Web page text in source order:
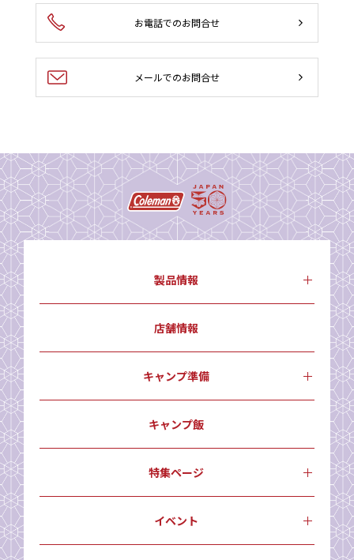
お電話でのお問合せ
メールでのお問合せ
製品情報
店舗情報
キャンプ準備
キャンプ飯
特集ページ
イベント